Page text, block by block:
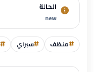
الحالة
new
منظف سبراي